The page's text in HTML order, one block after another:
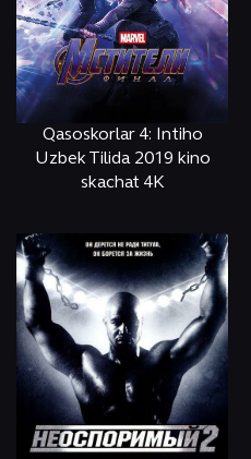
Qasoskorlar 4: Intiho
Uzbek Tilida 2019 kino
skachat 4K